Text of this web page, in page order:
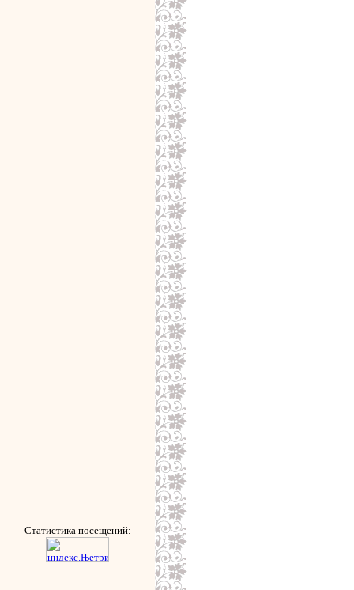
Статистика посещений: